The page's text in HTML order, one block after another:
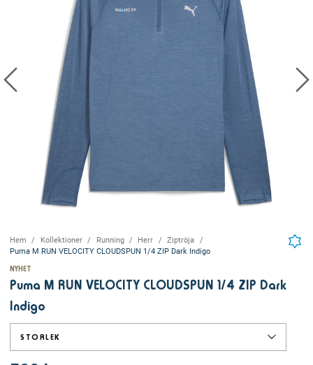
Hem Kollektioner Running Herr
Ziptröja
Puma M RUN VELOCITY CLOUDSPUN 1/4 ZIP Dark Indigo
NYHET
Puma M RUN VELOCITY CLOUDSPUN 1/4 ZIP Dark
Indigo
STORLEK